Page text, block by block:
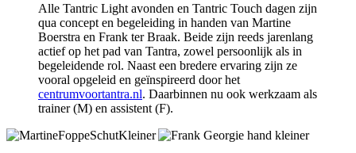
Alle Tantric Light avonden en Tantric Touch dagen zijn
qua concept en begeleiding in handen van Martine
Boerstra en Frank ter Braak. Beide zijn reeds jarenlang
actief op het pad van Tantra, zowel persoonlijk als in
begeleidende rol. Naast een bredere ervaring zijn ze
vooral opgeleid en geïnspireerd door het
centrumvoortantra.nl. Daarbinnen nu ook werkzaam als
trainer (M) en assistent (F).